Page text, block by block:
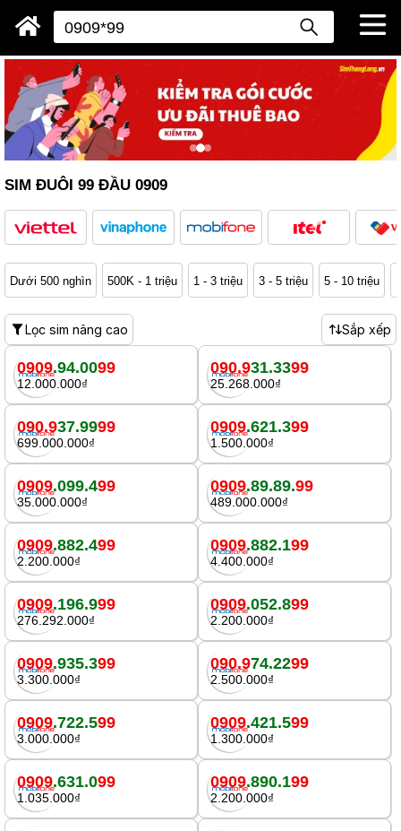
SIM ĐUÔI 99 ĐẦU 0909
Dưới 500 nghìn 500K - 1 triệu 1 - 3 triệu 3 - 5 triệu 5 - 10 triệu
Lọc sim nâng cao Sắp xếp
0909.94.0099
12.000.000₫
090.931.3399
25.268.000₫
090.937.9999
699.000.000₫
0909.621.399
1.500.000₫
0909.099.499
35.000.000₫
0909.89.89.99
489.000.000₫
0909.882.499
2.200.000₫
0909.882.199
4.400.000₫
0909.196.999
276.292.000₫
0909.052.899
2.200.000₫
0909.935.399
3.300.000₫
090.974.2299
2.500.000₫
0909.722.599
3.000.000₫
0909.421.599
1.300.000₫
0909.631.099
1.035.000₫
0909.890.199
2.200.000₫